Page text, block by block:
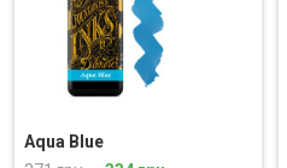
Aqua Blue